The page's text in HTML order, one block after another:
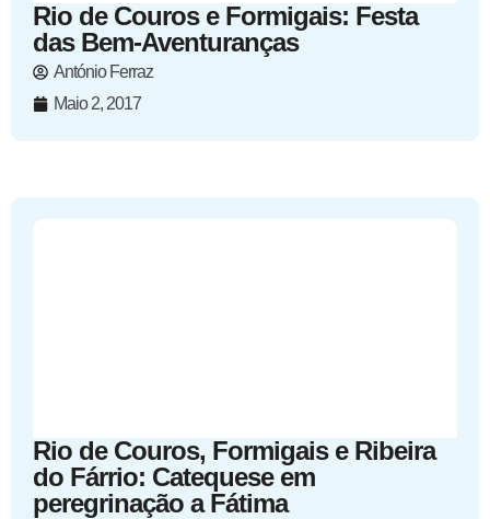
Rio de Couros e Formigais: Festa
das Bem-Aventuranças
António Ferraz
Maio 2, 2017
Rio de Couros, Formigais e Ribeira
do Fárrio: Catequese em
peregrinação a Fátima